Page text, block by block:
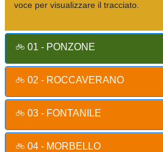
voce per visualizzare il tracciato.
01 - PONZONE
02 - ROCCAVERANO
03 - FONTANILE
04 - MORBELLO